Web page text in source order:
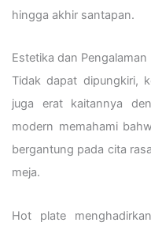
hingga akhir santapan.
Estetika dan
Tidak dapat dipungkiri,
juga erat kaitannya
modern memahami
bergantung pada cita
meja.
Hot plate